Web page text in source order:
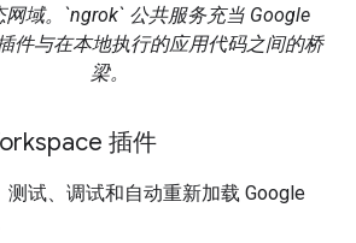
域。`ngrok` 公共服务充当 Google
件与在本地执行的应用代码之间的桥
梁。
插件
试、调试和自动重新加载 Google